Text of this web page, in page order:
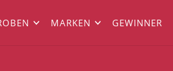
MARKEN GEWINNER